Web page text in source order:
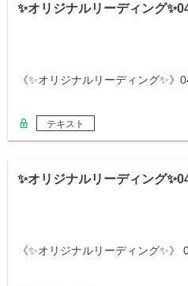
✨オリジナルリーディング
《✨オリジナルリーディング✨
テキスト
✨オリジナルリーディング
《✨オリジナルリーディング✨